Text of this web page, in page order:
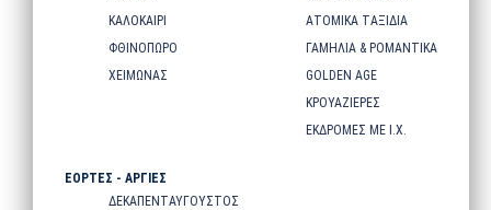
ΚΑΛΟΚΑΙΡΙ
ΦΘΙΝΟΠΩΡΟ
ΧΕΙΜΩΝΑΣ
ΑΤΟΜΙΚΑ ΤΑΞΙΔΙΑ
ΓΑΜΗΛΙΑ & ΡΟΜΑΝΤΙΚΑ
GOLDEN AGE
ΚΡΟΥΑΖΙΕΡΕΣ
ΕΚΔΡΟΜΕΣ ΜΕ Ι.Χ.
ΕΟΡΤΕΣ - ΑΡΓΙΕΣ
ΔΕΚΑΠΕΝΤΑΥΓΟΥΣΤΟΣ